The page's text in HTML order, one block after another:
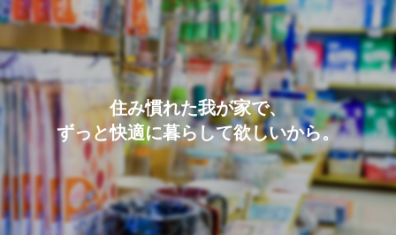
住み慣れた我が家で、
ずっと快適に暮らして欲しいから。